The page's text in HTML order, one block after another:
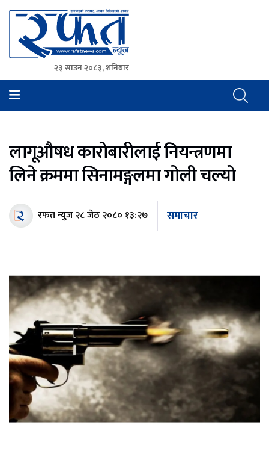
Rafat News
समाचारको रफ्तार, आवाज बिहिनहरुको आवाज
२३ साउन २०८३, शनिबार
लागूऔषध कारोबारीलाई नियन्त्रणमा
लिने क्रममा सिनामङ्गलमा गोली चल्यो
रफत न्युज२८ जेठ २०८० १३:२७ समाचार